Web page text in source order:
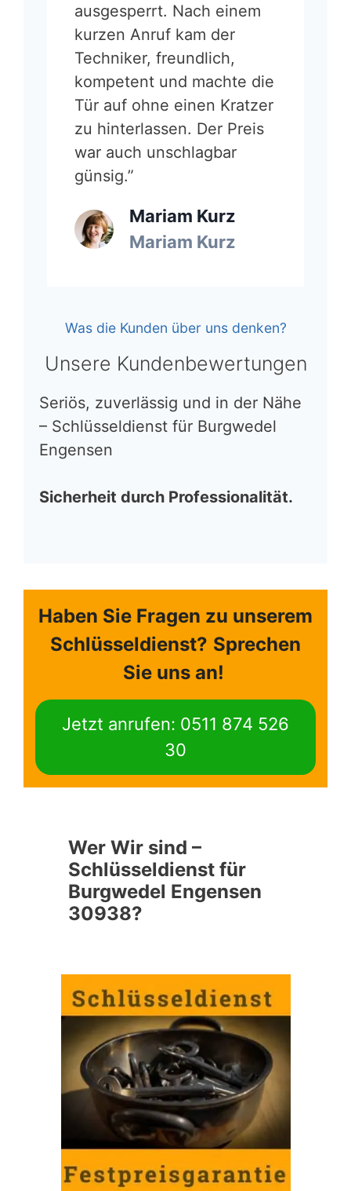
ausgesperrt. Nach einem
kurzen Anruf kam der
Techniker, freundlich,
kompetent und machte die
Tür auf ohne einen Kratzer
zu hinterlassen. Der Preis
war auch unschlagbar
günsig.”
Mariam Kurz
Mariam Kurz
Was die Kunden über uns denken?
Unsere Kundenbewertungen
Seriös, zuverlässig und in der Nähe
– Schlüsseldienst für Burgwedel
Engensen
Sicherheit durch Professionalität.
Haben Sie Fragen zu unserem
Schlüsseldienst? Sprechen
Sie uns an!
Jetzt anrufen: 0511 874 526
30
Wer Wir sind –
Schlüsseldienst für
Burgwedel Engensen
30938?